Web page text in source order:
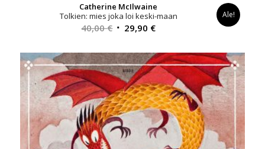
Catherine McIlwaine
Tolkien: mies joka loi keski-maan
40,00€ Alkuperäinen
oli:
40,00 €.
29,90 €Nykyinen
on:
29,90 €.
Ale!